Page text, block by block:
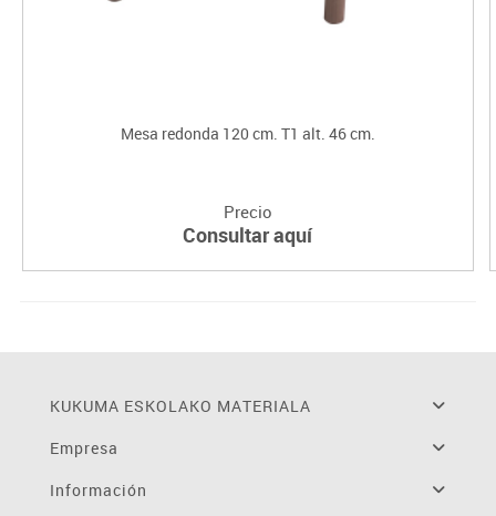
Mesa redonda 120 cm. T1 alt. 46 cm.
Precio
Consultar aquí
KUKUMA ESKOLAKO MATERIALA
Empresa
Información